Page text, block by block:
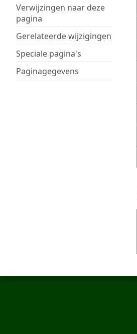
Verwijzingen naar deze
pagina
Gerelateerde wijzigingen
Speciale pagina's
Paginagegevens